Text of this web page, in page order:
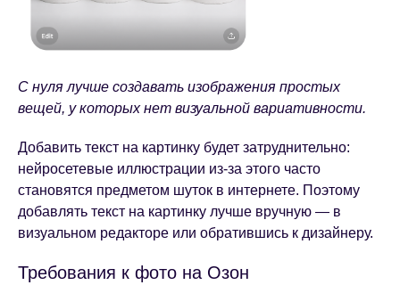
С нуля лучше создавать изображения простых
вещей, у которых нет визуальной вариативности.
Добавить текст на картинку будет затруднительно:
нейросетевые иллюстрации из-за этого часто
становятся предметом шуток в интернете. Поэтому
добавлять текст на картинку лучше вручную — в
визуальном редакторе или обратившись к дизайнеру.
Требования к фото на Озон